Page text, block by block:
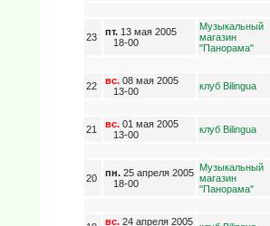
23 пт. 13 мая 2005
18-00
Музыкальный
магазин
"Панорама"
22 вс. 08 мая 2005
13-00
клуб Bilingua
21 вс. 01 мая 2005
13-00
клуб Bilingua
20 пн. 25 апреля 2005
18-00
Музыкальный
магазин
"Панорама"
вс. 24 апреля 2005